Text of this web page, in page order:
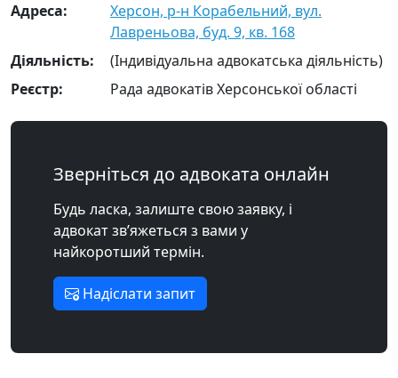
Адреса:
Херсон, р-н Корабельний, вул.
Лавреньова, буд. 9, кв. 168
Діяльність:
(Індивідуальна адвокатська діяльність)
Реєстр:
Рада адвокатів Херсонської області
Зверніться до адвоката онлайн
Будь ласка, залиште свою заявку, і
адвокат зв’яжеться з вами у
найкоротший термін.
Надіслати запит